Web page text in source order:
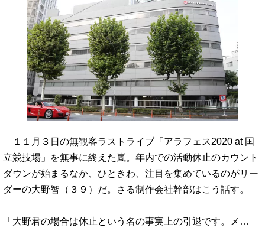
１１月３日の無観客ラストライブ「アラフェス2020 at 国
立競技場」を無事に終えた嵐。年内での活動休止のカウント
ダウンが始まるなか、ひときわ、注目を集めているのがリー
ダーの大野智（３９）だ。さる制作会社幹部はこう話す。
「大野君の場合は休止という名の事実上の引退です。メ…